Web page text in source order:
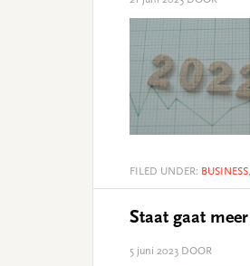
FILED UNDER: BUSINESS,
Staat gaat
5 juni 2023 DOOR